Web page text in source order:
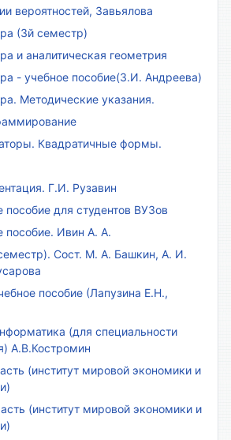
вероятностей, Завьялова
(3й семестр)
и аналитическая геометрия
- учебное пособие(З.И. Андреева)
Методические указания.
Квадратичные формы.
Г.И. Рузавин
пособие для студентов ВУЗов
пособие. Ивин А. А.
Сост. М. А. Башкин, А. И.
пособие (Лапузина Е.Н.,
(для специальности
А.В.Костромин
(институт мировой экономики и
(институт мировой экономики и